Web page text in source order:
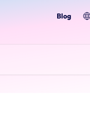
Blog